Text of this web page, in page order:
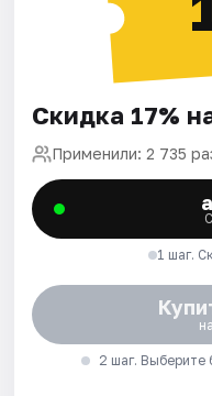
Скидка 17%
Применили: 2 735
1 шаг.
2 шаг. Выберите